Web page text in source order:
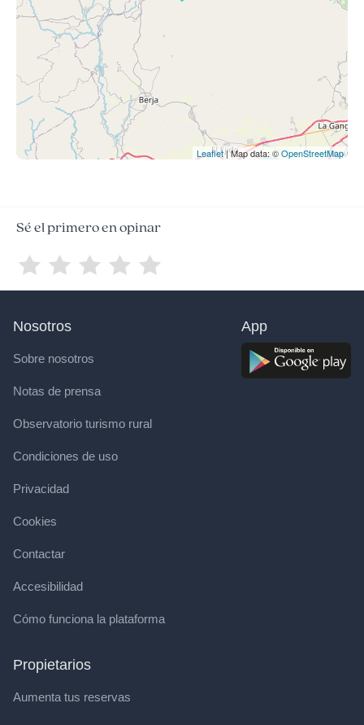
Leaflet| Map data: ©OpenStreetMap
Sé el primero en opinar
Nosotros
Sobre nosotros
Notas de prensa
Observatorio turismo rural
Condiciones de uso
Privacidad
Cookies
Contactar
Accesibilidad
Cómo funciona la plataforma
Propietarios
Aumenta tus reservas
App